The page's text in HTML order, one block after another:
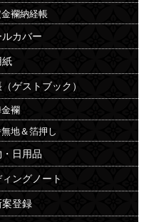
金襴納経帳
ルカバー
紙
ゲストブック）
襴
地＆箔押し
日用品
ングノート
登録